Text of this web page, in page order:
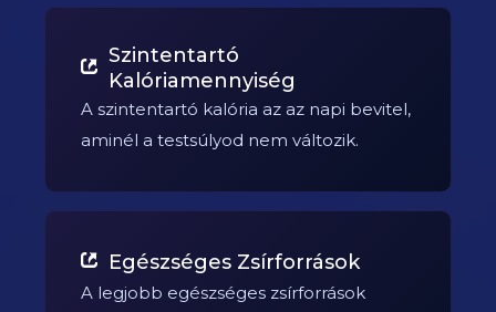
Szintentartó
Kalóriamennyiség
A szintentartó kalória az az napi bevitel,
aminél a testsúlyod nem változik.
Egészséges Zsírforrások
A legjobb egészséges zsírforrások